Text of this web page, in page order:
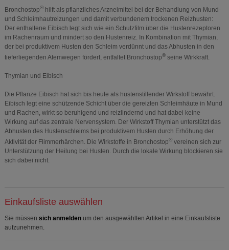
Bronchostop® hilft als pflanzliches Arzneimittel bei der Behandlung von Mund-
und Schleimhautreizungen und damit verbundenem trockenen Reizhusten:
Der enthaltene Eibisch legt sich wie ein Schutzfilm über die Hustenrezeptoren
im Rachenraum und mindert so den Hustenreiz. In Kombination mit Thymian,
der bei produktivem Husten den Schleim verdünnt und das Abhusten in den
tieferliegenden Atemwegen fördert, entfaltet Bronchostop® seine Wirkkraft.
Thymian und Eibisch
Die Pflanze Eibisch hat sich bis heute als hustenstillender Wirkstoff bewährt.
Eibisch legt eine schützende Schicht über die gereizten Schleimhäute in Mund
und Rachen, wirkt so beruhigend und reizlindernd und hat dabei keine
Wirkung auf das zentrale Nervensystem. Der Wirkstoff Thymian unterstützt das
Abhusten des Hustenschleims bei produktivem Husten durch Erhöhung der
Aktivität der Flimmerhärchen. Die Wirkstoffe in Bronchostop® vereinen sich zur
Unterstützung der Heilung bei Husten. Durch die lokale Wirkung blockieren sie
sich dabei nicht.
Einkaufsliste auswählen
Sie müssen sich anmelden um den ausgewählten Artikel in eine Einkaufsliste
aufzunehmen.